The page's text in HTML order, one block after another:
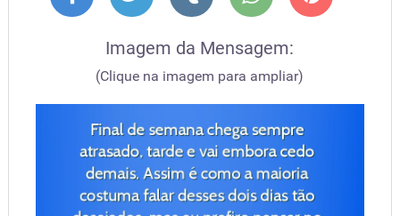
Imagem da Mensagem:
(Clique na imagem para ampliar)